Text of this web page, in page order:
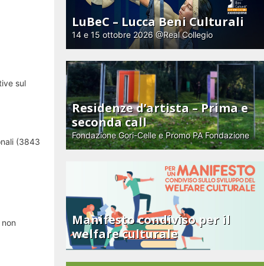
sul
(3843
LuBeC – Lucca Beni Culturali
14 e 15 ottobre 2026 @Real Collegio
Residenze d’artista – Prima e
seconda call
Fondazione Gori-Celle e Promo PA Fondazione
Manifesto condiviso per il
welfare culturale